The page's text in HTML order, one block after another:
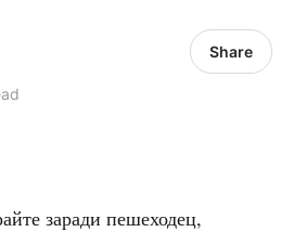
Share
заради пешеходец,